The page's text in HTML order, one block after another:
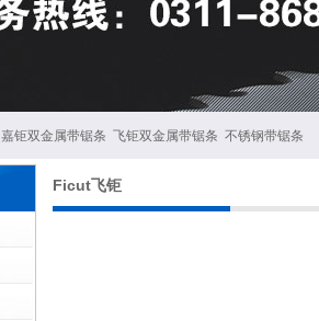
嘉钜双金属带锯条 飞钜双金属带锯条 不锈钢带锯条
Ficut飞钜